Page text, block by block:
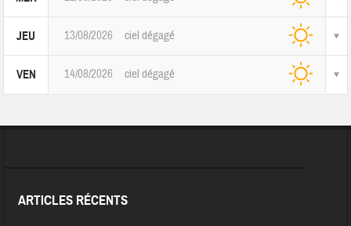
JEU 13/08/2026 ciel dégagé
VEN 14/08/2026 ciel dégagé
ARTICLES RÉCENTS